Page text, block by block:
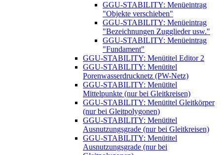
GGU-STABILITY: Menüeintrag
"Objekte verschieben"
GGU-STABILITY: Menüeintrag
"Bezeichnungen Zugglieder usw."
GGU-STABILITY: Menüeintrag
"Fundament"
GGU-STABILITY: Menütitel Editor 2
GGU-STABILITY: Menütitel
Porenwasserdrucknetz (PW-Netz)
GGU-STABILITY: Menütitel
Mittelpunkte (nur bei Gleitkreisen)
GGU-STABILITY: Menütitel Gleitkörper
(nur bei Gleitpolygonen)
GGU-STABILITY: Menütitel
Ausnutzungsgrade (nur bei Gleitkreisen)
GGU-STABILITY: Menütitel
Ausnutzungsgrade (nur bei